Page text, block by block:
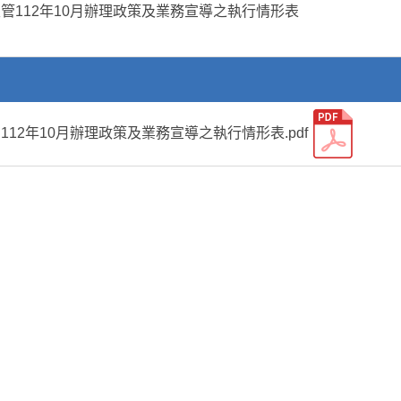
112年10月辦理政策及業務宣導之執行情形表
年10月辦理政策及業務宣導之執行情形表.pdf